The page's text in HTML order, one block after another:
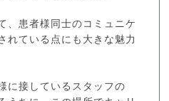
、患者様同士のコミュニケ
れている点にも大きな魅力
に接しているスタッフの